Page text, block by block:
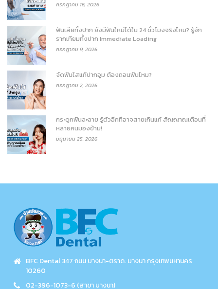
กรกฎาคม 16, 2026
ฟันเสียทั้งปาก ยังมีฟันใหม่ได้ใน 24 ชั่วโมงจริงไหม? รู้จัก
รากเทียมทั้งปาก Immediate Loading
กรกฎาคม 9, 2026
จัดฟันใสแก้ปากอูม ต้องถอนฟันไหม?
กรกฎาคม 2, 2026
กระดูกฟันละลาย รู้ตัวอีกทีอาจสายเกินแก้ สัญญาณเตือนที่
หลายคนมองข้าม!
มิถุนายน 25, 2026
BFC Dental 347 ถนน บางนา-ตราด. บางนา กรุงเทพมหานคร
10260
02-396-1073-6 (สาขา บางนา)